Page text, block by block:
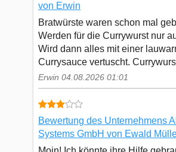
von Erwin
Bratwürste waren schon mal
Werden für die Currywurst nur
Wird dann alles mit einer
Currysauce vertuscht.
Erwin 04.08.2026 01:01
Bewertung des Unternehmens
Systems GmbH von Ewald